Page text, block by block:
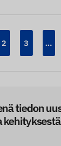
2 3 …
tiedon